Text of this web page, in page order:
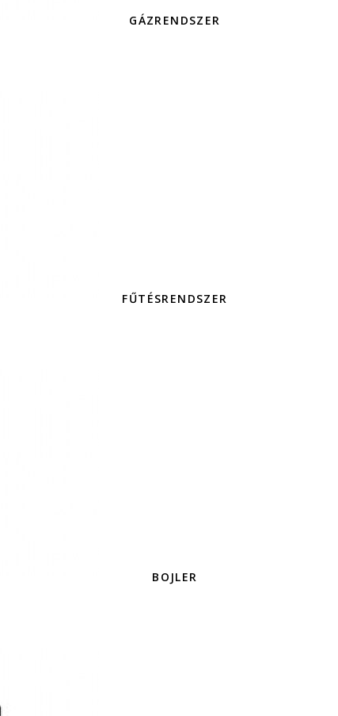
GÁZRENDSZER
FŰTÉSRENDSZER
BOJLER